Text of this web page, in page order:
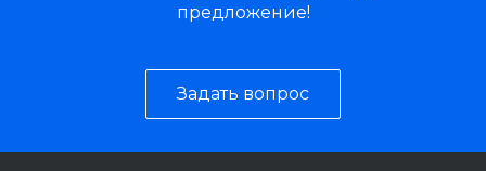
предложение!
Задать вопрос